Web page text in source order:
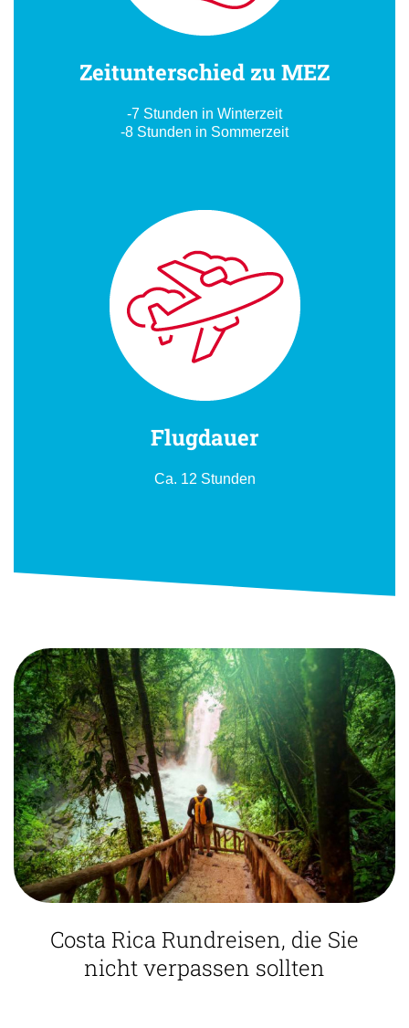
Zeitunterschied zu MEZ
-7 Stunden in Winterzeit
-8 Stunden in Sommerzeit
Flugdauer
Ca. 12 Stunden
Costa Rica Rundreisen, die Sie
nicht verpassen sollten